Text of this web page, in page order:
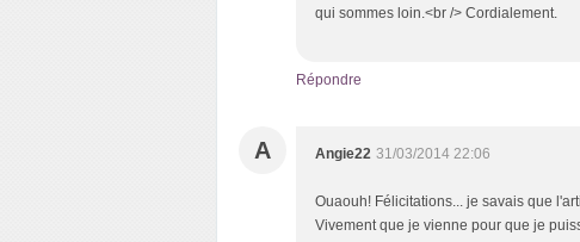
qui sommes loin.<br /> Cordialement.
Répondre
A Angie22 31/03/2014 22:06
Ouaouh! Félicitations... je savais que
Vivement que je vienne pour que je